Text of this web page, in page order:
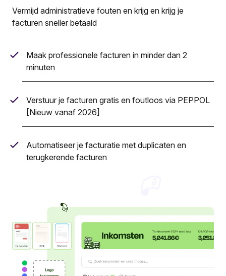
Vermijd administratieve fouten en krijg en krijg je
facturen sneller betaald
Maak professionele facturen in minder dan 2
minuten
Verstuur je facturen gratis en foutloos via PEPPOL
[Nieuw vanaf 2026]
Automatiseer je facturatie met duplicaten en
terugkerende facturen